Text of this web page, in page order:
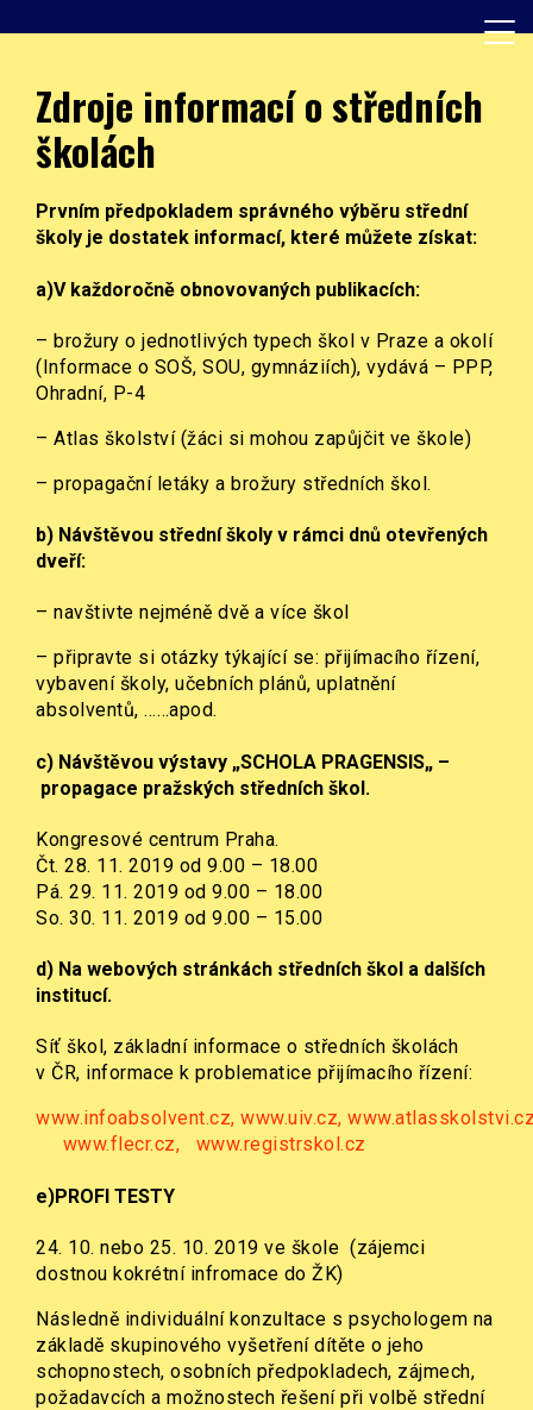
to
ZŠ Burešova
Zdroje informací o středních
školách
Prvním předpokladem správného výběru střední
školy je dostatek informací, které můžete získat:
a)V každoročně obnovovaných publikacích:
– brožury o jednotlivých typech škol v Praze a okolí
(Informace o SOŠ, SOU, gymnáziích), vydává – PPP,
Ohradní, P-4
– Atlas školství (žáci si mohou zapůjčit ve škole)
– propagační letáky a brožury středních škol.
b) Návštěvou střední školy v rámci dnů otevřených
dveří:
– navštivte nejméně dvě a více škol
– připravte si otázky týkající se: přijímacího řízení,
vybavení školy, učebních plánů, uplatnění
absolventů, ……apod.
c) Návštěvou výstavy „SCHOLA PRAGENSIS„ –
propagace pražských středních škol.
Kongresové centrum Praha.
Čt. 28. 11. 2019 od 9.00 – 18.00
Pá. 29. 11. 2019 od 9.00 – 18.00
So. 30. 11. 2019 od 9.00 – 15.00
d) Na webových stránkách středních škol a dalších
institucí.
Síť škol, základní informace o středních školách
v ČR, informace k problematice přijímacího řízení:
www.infoabsolvent.cz, www.uiv.cz,
www.flecr.cz, www.registrskol.cz
e)PROFI TESTY
24. 10. nebo 25. 10. 2019 ve škole (zájemci
dostnou kokrétní infromace do ŽK)
Následně individuální konzultace s psychologem na
základě skupinového vyšetření dítěte o jeho
schopnostech, osobních předpokladech, zájmech,
požadavcích a možnostech řešení při volbě střední